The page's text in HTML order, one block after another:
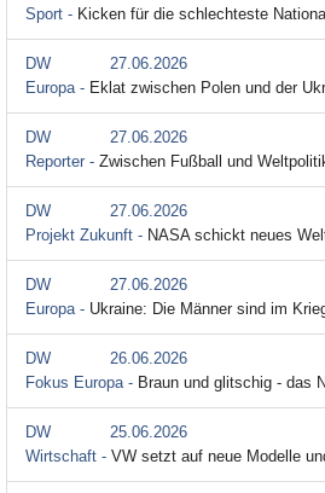
Sport - Kicken für die schlechteste
DW
27.06.2026
Europa - Eklat zwischen Polen und der
DW
27.06.2026
Reporter - Zwischen Fußball und
DW
27.06.2026
Projekt Zukunft - NASA schickt neues
DW
27.06.2026
Europa - Ukraine: Die Männer sind im
DW
26.06.2026
Fokus Europa - Braun und glitschig - das
DW
25.06.2026
Wirtschaft - VW setzt auf neue Modelle